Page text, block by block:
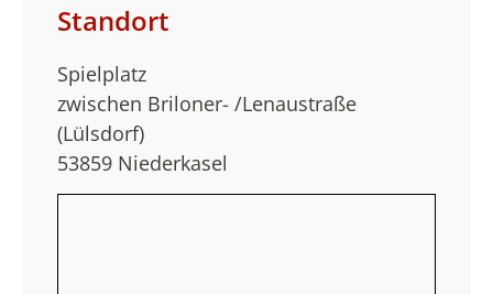
Standort
Spielplatz
zwischen Briloner- /Lenaustraße
(Lülsdorf)
53859 Niederkasel